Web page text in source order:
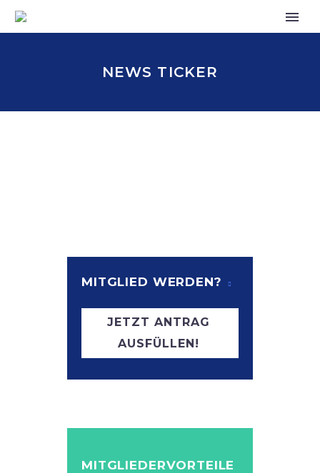
NEWS TICKER
MITGLIED WERDEN?
JETZT ANTRAG
AUSFÜLLEN!
MITGLIEDERVORTEILE